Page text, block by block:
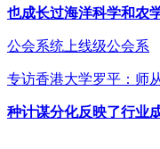
也成长过海洋科学和农
公会系统上线级公会系
专访香港大学罗平：师
种计谋分化反映了行业